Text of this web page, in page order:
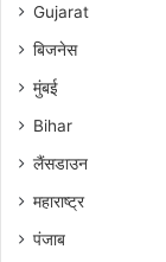
Gujarat
बिजनेस
मुंबई
Bihar
लैंसडाउन
महाराष्ट्र
पंजाब